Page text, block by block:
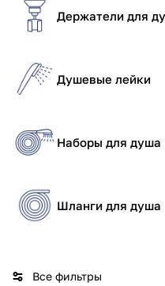
Держатели для
Душевые лейки
Наборы для душа
Шланги для душа
Все фильтры